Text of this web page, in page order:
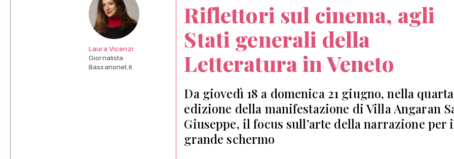
Laura Vicenzi
Giornalista
Bassanonet.it
Riflettori sul cinema, agli
Stati generali della
Letteratura in Veneto
Da giovedì 18 a domenica 21 giugno, nella quarta
edizione della manifestazione di Villa Angaran
Giuseppe, il focus sull’arte della narrazione per
grande schermo